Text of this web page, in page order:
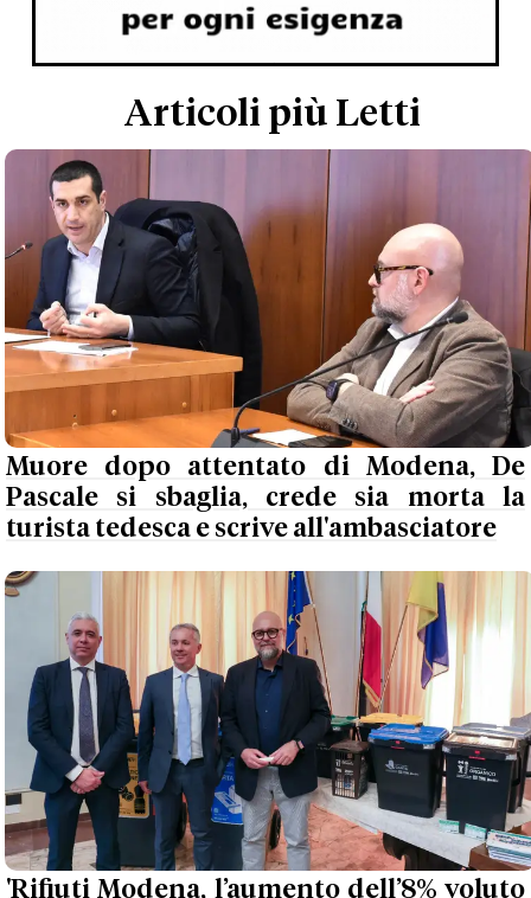
Articoli più Letti
Muore dopo attentato di Modena, De
Pascale si sbaglia, crede sia morta la
turista tedesca e scrive all'ambasciatore
'Rifiuti Modena, l’aumento dell’8% voluto